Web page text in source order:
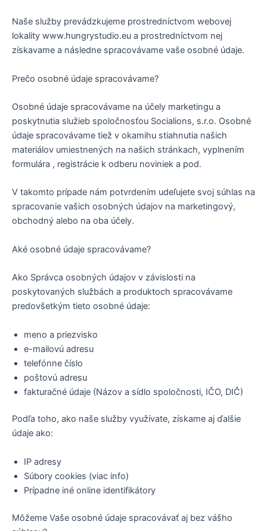
Naše služby prevádzkujeme prostredníctvom webovej
lokality www.hungrystudio.eu a prostredníctvom nej
získavame a následne spracovávame vaše osobné údaje.
Prečo osobné údaje spracovávame?
Osobné údaje spracovávame na účely marketingu a
poskytnutia služieb spoločnosťou Socialions, s.r.o. Osobné
údaje spracovávame tiež v okamihu stiahnutia našich
materiálov umiestnených na našich stránkach, vyplnením
formulára , registrácie k odberu noviniek a pod.
V takomto prípade nám potvrdením udeľujete svoj súhlas na
spracovanie vašich osobných údajov na marketingový,
obchodný alebo na oba účely.
Aké osobné údaje spracovávame?
Ako Správca osobných údajov v závislosti na
poskytovaných službách a produktoch spracovávame
predovšetkým tieto osobné údaje:
meno a priezvisko
e-mailovú adresu
telefónne číslo
poštovú adresu
fakturačné údaje (Názov a sídlo spoločnosti, IČO, DIČ)
Podľa toho, ako naše služby využívate, získame aj ďalšie
údaje ako:
IP adresy
Súbory cookies (viac info)
Prípadne iné online identifikátory
Môžeme Vaše osobné údaje spracovávať aj bez vášho